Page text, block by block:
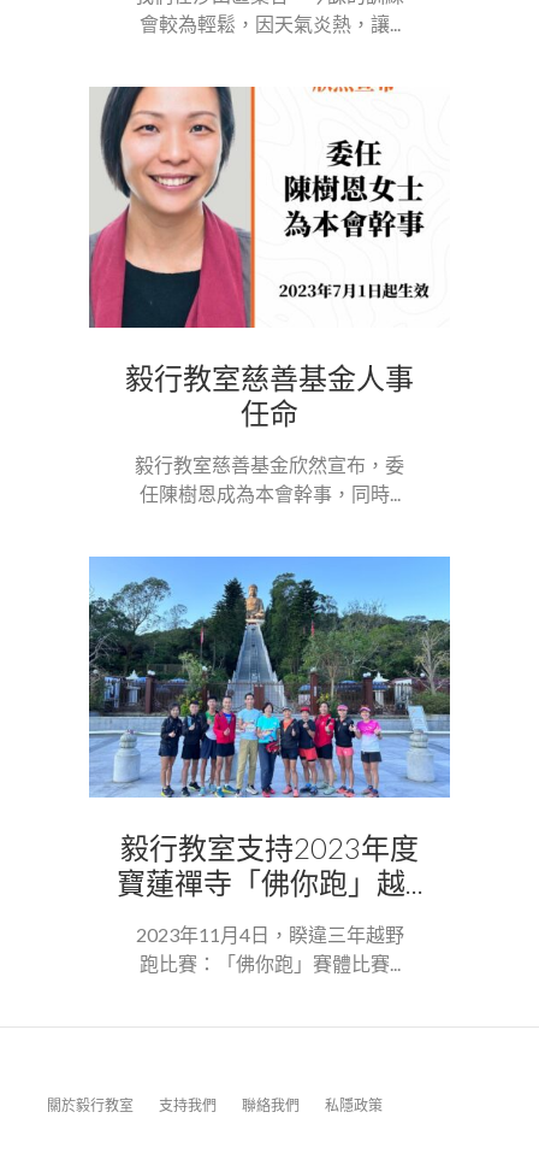
會較為輕鬆，因天氣炎熱，讓...
毅行教室慈善基金人事
任命
毅行教室慈善基金欣然宣布，委
任陳樹恩成為本會幹事，同時...
毅行教室支持2023年度
寶蓮禪寺「佛你跑」越...
2023年11月4日，睽違三年越野
跑比賽：「佛你跑」賽體比賽...
關於毅行教室 支持我們 聯絡我們 私隱政策